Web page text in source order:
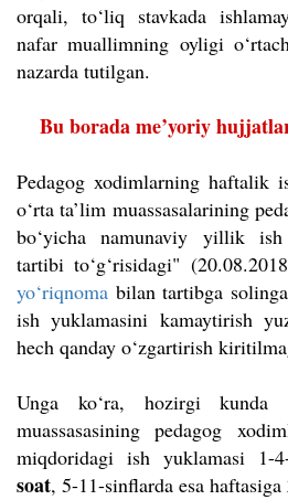
orqali, to‘liq stavkada
nafar muallimning oyligi
nazarda tutilgan.
Bu borada me’yoriy
Pedagog xodimlarning haftalik
o‘rta ta’lim muassasalarining
bo‘yicha namunaviy yillik
tartibi to‘g‘risidagi"
yo‘riqnoma bilan tartibga
ish yuklamasini kamaytirish
hech qanday o‘zgartirish
Unga ko‘ra, hozirgi kunda
muassasasining pedagog
miqdoridagi ish yuklamasi 1-
soat, 5-11-sinflarda esa haftasiga